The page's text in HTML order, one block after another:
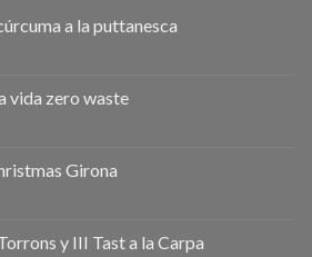
a la puttanesca
vida zero waste
Girona
y III Tast a la Carpa